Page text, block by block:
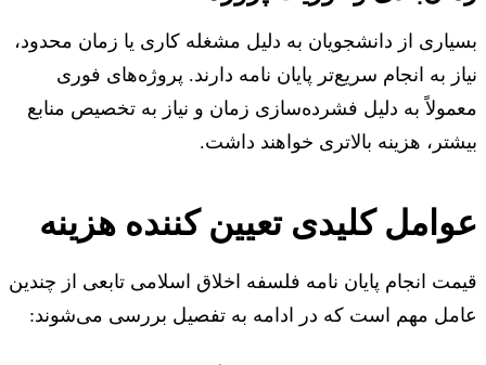
بسیاری از دانشجویان به دلیل مشغله کاری یا زمان محدود،
نیاز به انجام سریع‌تر پایان نامه دارند. پروژه‌های فوری
معمولاً به دلیل فشرده‌سازی زمان و نیاز به تخصیص منابع
بیشتر، هزینه بالاتری خواهند داشت.
عوامل کلیدی تعیین کننده هزینه
قیمت انجام پایان نامه فلسفه اخلاق اسلامی تابعی از چندین
عامل مهم است که در ادامه به تفصیل بررسی می‌شوند: